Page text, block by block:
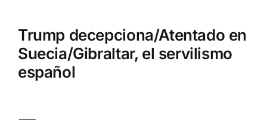
Trump decepciona/Atentado en
Suecia/Gibraltar, el servilismo
español